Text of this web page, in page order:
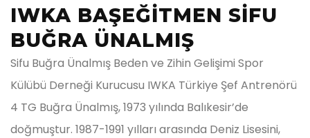
IWKA BAŞEĞITMEN SİFU
BUĞRA ÜNALMIŞ
Sifu Buğra Ünalmış Beden ve Zihin Gelişimi Spor
Külübü Derneği Kurucusu IWKA Türkiye Şef Antrenörü
4 TG Buğra Ünalmış, 1973 yılında Balıkesir’de
doğmuştur. 1987-1991 yılları arasında Deniz Lisesini,